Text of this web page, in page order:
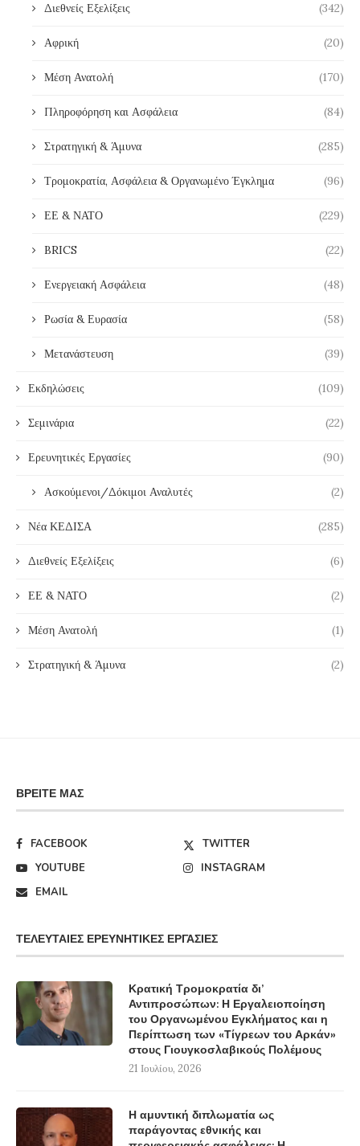
Διεθνείς Εξελίξεις (342)
Αφρική (20)
Μέση Ανατολή (170)
Πληροφόρηση και Ασφάλεια (84)
Στρατηγική & Άμυνα (285)
Τρομοκρατία, Ασφάλεια & Οργανωμένο Έγκλημα (96)
ΕΕ & ΝΑΤΟ (229)
BRICS (22)
Ενεργειακή Ασφάλεια (48)
Ρωσία & Ευρασία (58)
Μετανάστευση (39)
Εκδηλώσεις (109)
Σεμινάρια (22)
Ερευνητικές Εργασίες (90)
Ασκούμενοι/Δόκιμοι Αναλυτές (2)
Νέα ΚΕΔΙΣΑ (285)
Διεθνείς Εξελίξεις (6)
ΕΕ & ΝΑΤΟ (2)
Μέση Ανατολή (1)
Στρατηγική & Άμυνα (2)
ΒΡΕΊΤΕ ΜΑΣ
FACEBOOK
TWITTER
YOUTUBE
INSTAGRAM
EMAIL
ΤΕΛΕΥΤΑΊΕΣ ΕΡΕΥΝΗΤΙΚΈΣ ΕΡΓΑΣΊΕΣ
Κρατική Τρομοκρατία δι’
Αντιπροσώπων: Η Εργαλειοποίηση
του Οργανωμένου Εγκλήματος και η
Περίπτωση των «Τίγρεων του Αρκάν»
στους Γιουγκοσλαβικούς Πολέμους
21 Ιουλίου, 2026
Η αμυντική διπλωματία ως
παράγοντας εθνικής και